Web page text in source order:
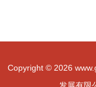
Copyright © 2026